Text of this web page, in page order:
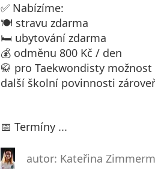
✅ Nabízíme:
🍽️ stravu zdarma
🛏️ ubytování zdarma
💰 odměnu 800 Kč / den
🥋 pro Taekwondisty
další školní povinnosti
📅 Termíny ...
autor: Kateřina